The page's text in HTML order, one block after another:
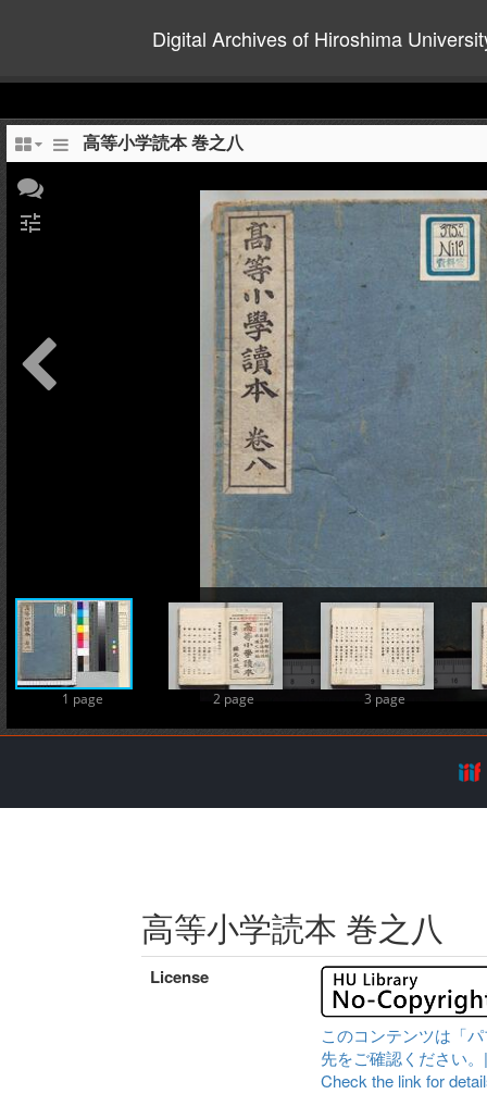
Digital Archives of Hiroshima
高等小学読本 巻之八
1 page 2 page 3 page
tune
高等小学読本 巻之八
License
このコンテンツは「
先をご確認ください
Check the link for